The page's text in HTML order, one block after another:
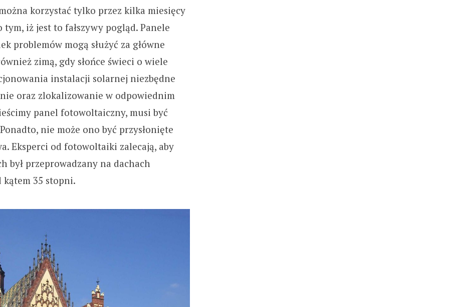
korzystać tylko przez kilka miesięcy
iż jest to fałszywy pogląd. Panele
problemów mogą służyć za główne
zimą, gdy słońce świeci o wiele
instalacji solarnej niezbędne
oraz zlokalizowanie w odpowiednim
panel fotowoltaiczny, musi być
nie może ono być przysłonięte
Eksperci od fotowoltaiki zalecają, aby
przeprowadzany na dachach
35 stopni.